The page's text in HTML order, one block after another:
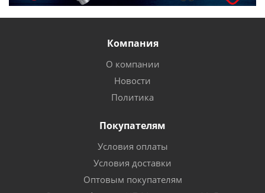
Компания
О компании
Новости
Политика
Покупателям
Условия оплаты
Условия доставки
Оптовым покупателям